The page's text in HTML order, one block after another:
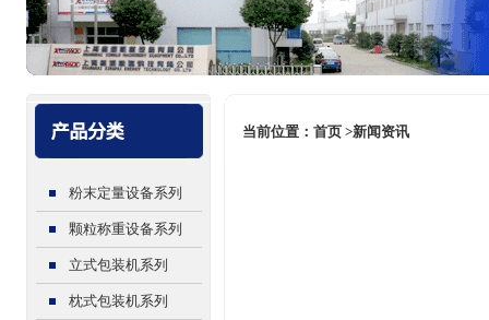
当前位置：首页 >新闻资讯
粉末定量设备系列
颗粒称重设备系列
立式包装机系列
枕式包装机系列